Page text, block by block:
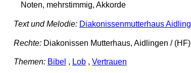
Noten, mehrstimmig, Akkorde
Text und Melodie: Diakonissenmutterhaus
Rechte:Diakonissen Mutterhaus, Aidlingen / (HF)
Themen: Bibel , Lob, Vertrauen